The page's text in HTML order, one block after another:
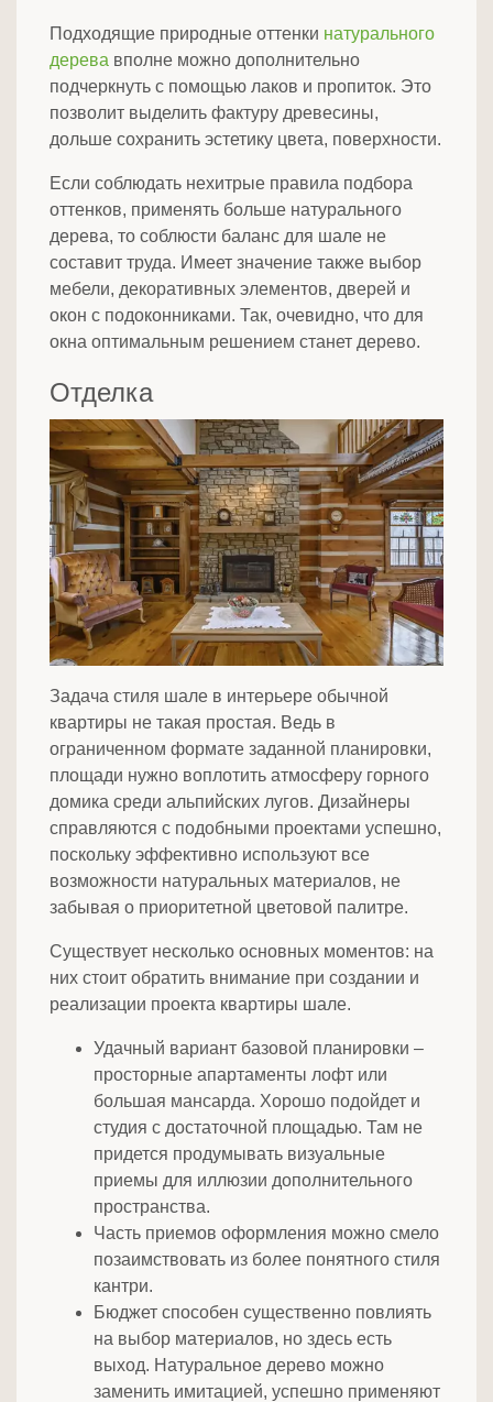
Подходящие природные оттенки натурального
дерева вполне можно дополнительно
подчеркнуть с помощью лаков и пропиток. Это
позволит выделить фактуру древесины,
дольше сохранить эстетику цвета, поверхности.
Если соблюдать нехитрые правила подбора
оттенков, применять больше натурального
дерева, то соблюсти баланс для шале не
составит труда. Имеет значение также выбор
мебели, декоративных элементов, дверей и
окон с подоконниками. Так, очевидно, что для
окна оптимальным решением станет дерево.
Отделка
Задача стиля шале в интерьере обычной
квартиры не такая простая. Ведь в
ограниченном формате заданной планировки,
площади нужно воплотить атмосферу горного
домика среди альпийских лугов. Дизайнеры
справляются с подобными проектами успешно,
поскольку эффективно используют все
возможности натуральных материалов, не
забывая о приоритетной цветовой палитре.
Существует несколько основных моментов: на
них стоит обратить внимание при создании и
реализации проекта квартиры шале.
Удачный вариант базовой планировки –
просторные апартаменты лофт или
большая мансарда. Хорошо подойдет и
студия с достаточной площадью. Там не
придется продумывать визуальные
приемы для иллюзии дополнительного
пространства.
Часть приемов оформления можно смело
позаимствовать из более понятного стиля
кантри.
Бюджет способен существенно повлиять
на выбор материалов, но здесь есть
выход. Натуральное дерево можно
заменить имитацией, успешно применяют